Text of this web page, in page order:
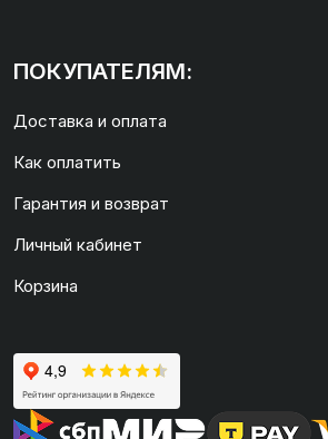
ПОКУПАТЕЛЯМ:
Доставка и оплата
Как оплатить
Гарантия и возврат
Личный кабинет
Корзина